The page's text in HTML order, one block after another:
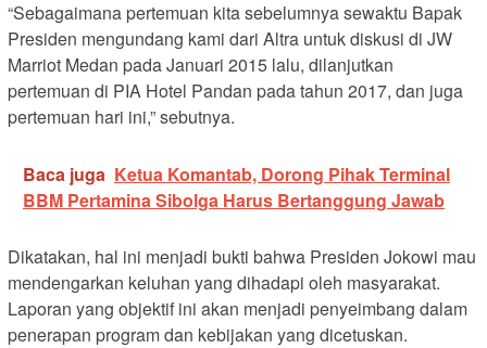
“Sebagaimana pertemuan kita sebelumnya sewaktu Bapak
Presiden mengundang kami dari Altra untuk diskusi di JW
Marriot Medan pada Januari 2015 lalu, dilanjutkan
pertemuan di PIA Hotel Pandan pada tahun 2017, dan juga
pertemuan hari ini,” sebutnya.
Baca juga Ketua Komantab, Dorong Pihak Terminal
BBM Pertamina Sibolga Harus Bertanggung Jawab
Dikatakan, hal ini menjadi bukti bahwa Presiden Jokowi mau
mendengarkan keluhan yang dihadapi oleh masyarakat.
Laporan yang objektif ini akan menjadi penyeimbang dalam
penerapan program dan kebijakan yang dicetuskan.